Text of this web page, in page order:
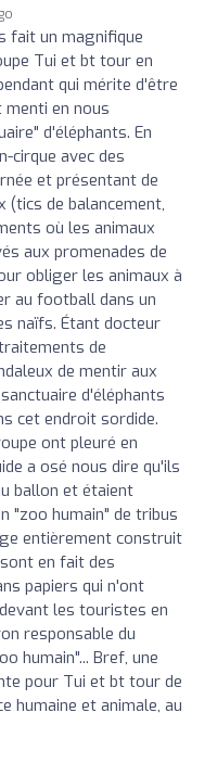
fait un magnifique
Tui et bt tour en
qui mérite d'être
en nous
d'éléphants. En
cirque avec des
et présentant de
de balancement,
où les animaux
aux promenades de
obliger les animaux à
au football dans un
naïfs. Étant docteur
de
de mentir aux
d'éléphants
cet endroit sordide.
ont pleuré en
a osé nous dire qu'ils
ballon et étaient
"zoo humain" de tribus
entièrement construit
en fait des
papiers qui n'ont
les touristes en
responsable du
humain"... Bref, une
pour Tui et bt tour de
humaine et animale, au